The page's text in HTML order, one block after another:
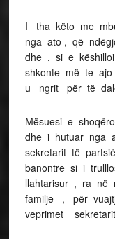
I tha këto me
nga ato , që
dhe , si e
shkonte më te
u ngrit për të
Mësuesi e
dhe i hutuar nga
sekretarit të
banontre si i
llahtarisur , ra në
familje , për
veprimet